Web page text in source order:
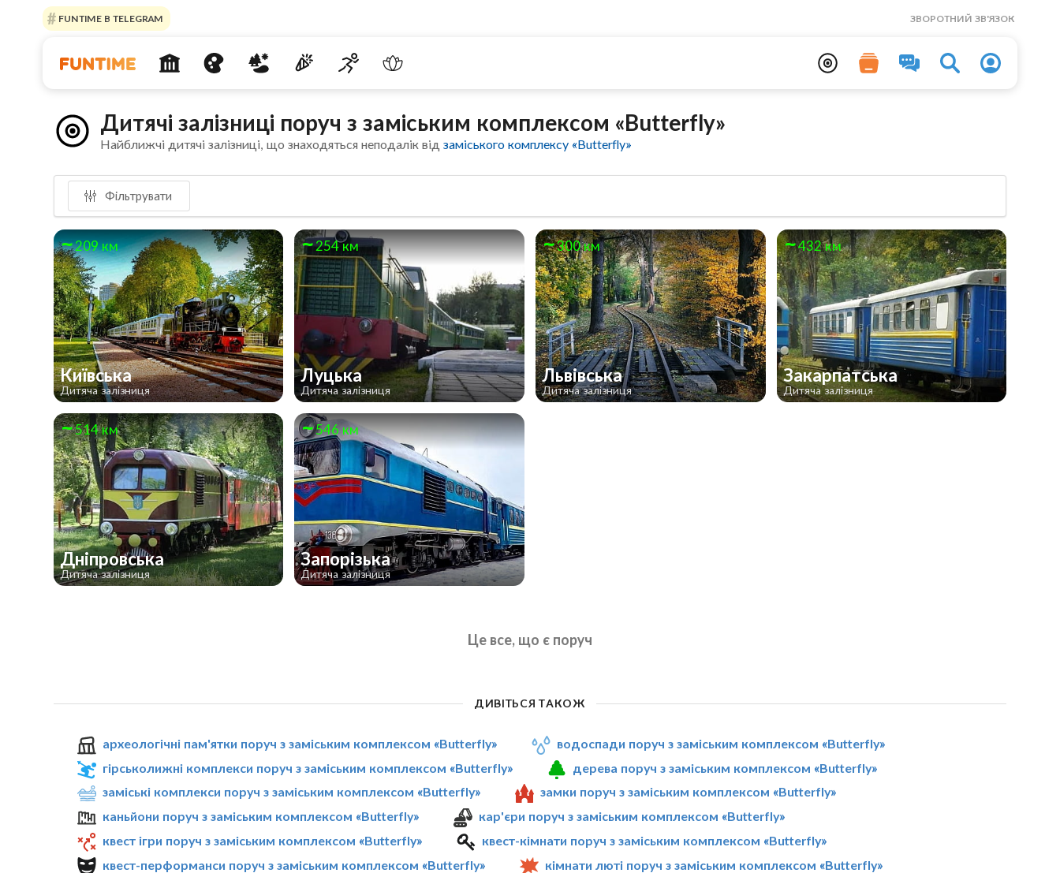
FUNTIME В TELEGRAM ЗВОРОТНИЙ ЗВ'ЯЗОК
Дитячі залізниці поруч з заміським комплексом «Butterfly»
Найближчі дитячі залізниці, що знаходяться неподалік відзаміського комплексу «Butterfly»
Фільтрувати
209 км
Київська
Дитяча залізниця
254 км
Луцька
Дитяча залізниця
300 км
Львівська
Дитяча залізниця
432 км
Закарпатська
Дитяча залізниця
514 км
Дніпровська
Дитяча залізниця
546 км
Запорізька
Дитяча залізниця
Це все, що є поруч
ДИВІТЬСЯ ТАКОЖ
археологічні пам'ятки поруч з заміським комплексом «Butterfly»
водоспади поруч з заміським комплексом «Butterfly»
гірськолижні комплекси поруч з заміським комплексом «Butterfly»
дерева поруч з заміським комплексом «Butterfly»
заміські комплекси поруч з заміським комплексом «Butterfly»
замки поруч з заміським комплексом «Butterfly»
каньйони поруч з заміським комплексом «Butterfly»
кар'єри поруч з заміським комплексом «Butterfly»
квест ігри поруч з заміським комплексом «Butterfly»
квест-кімнати поруч з заміським комплексом «Butterfly»
квест-перформанси поруч з заміським комплексом «Butterfly»
кімнати люті поруч з заміським комплексом «Butterfly»